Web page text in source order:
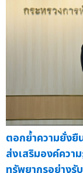
ตอกย้ำความยั่งยื
ส่งเสริมองค์ควา
ทรัพยากรอย่างรั